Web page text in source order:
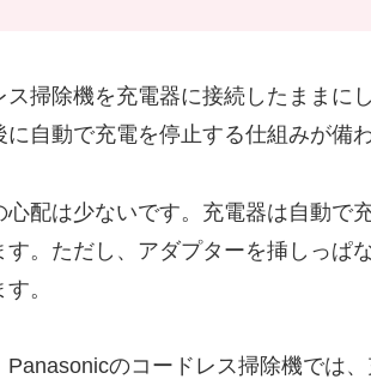
ス掃除機を充電器に接続したままに
に自動で充電を停止する仕組みが備
心配は少ないです。充電器は自動で
す。ただし、アダプターを挿しっぱ
。
Panasonicのコードレス掃除機では